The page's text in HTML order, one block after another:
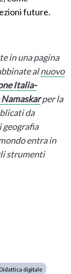
future.
in una pagina
alnuovo
Italia-
per la
da
geografia
entra in
strumenti
digitale